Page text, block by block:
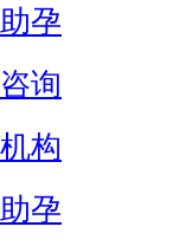
孕
询
构
孕